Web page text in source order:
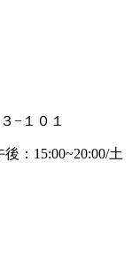
−１０１